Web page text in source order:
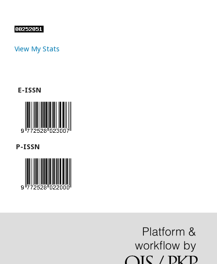
View My Stats
E-ISSN
P-ISSN